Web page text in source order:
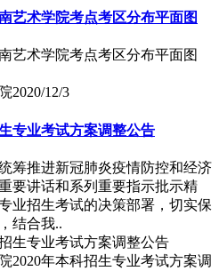
艺术学院考点考区分布平面图
艺术学院考点考区分布平面图
2020/12/3
专业考试方案调整公告
筹推进新冠肺炎疫情防控和经济
要讲话和系列重要指示批示精
业招生考试的决策部署，切实保
结合我..
2020年本科招生专业考试方案调